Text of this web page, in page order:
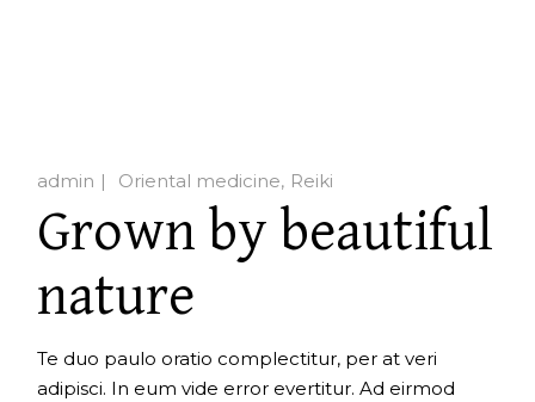
admin Oriental medicine Reiki
Grown by beautiful
nature
Te duo paulo oratio complectitur, per at veri
adipisci. In eum vide error evertitur. Ad eirmod